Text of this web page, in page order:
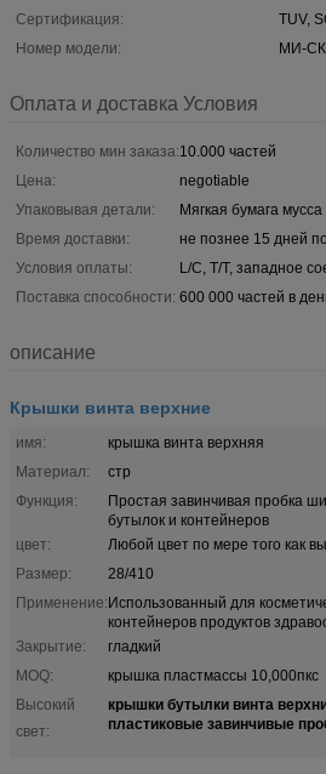
Сертификация:
TUV,
Номер модели:
МИ-СК
Оплата и доставка Условия
Количество мин заказа:10.000 частей
Цена:
negotiable
Упаковывая детали:
Мягкая бумага
Время доставки:
не познее 15 дней
Условия оплаты:
L/C, T/T, западное
Поставка способности: 600 000 частей в
описание
Крышки винта верхние
имя:
крышка винта верхняя
Материал:
стр
Функция:
Простая завинчивая пробка
бутылок и контейнеров
цвет:
Любой цвет по мере того как
Размер:
28/410
Применение:Использованный для
контейнеров продуктов
Закрытие:
гладкий
MOQ:
крышка пластмассы 10,000пкс
Высокий
свет:
крышки бутылки винта
пластиковые завинчивые